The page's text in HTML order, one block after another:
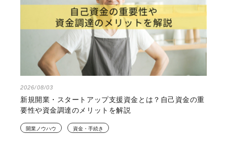
2026/08/03
新規開業・スタートアップ支援資金とは？自己資金の重
要性や資金調達のメリットを解説
開業ノウハウ 資金・手続き